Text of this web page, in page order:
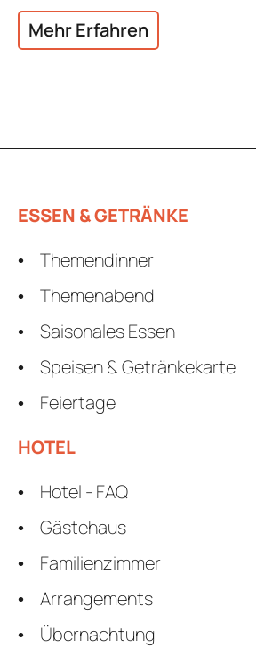
Mehr Erfahren
ESSEN & GETRÄNKE
Themendinner
Themenabend
Saisonales Essen
Speisen & Getränkekarte
Feiertage
HOTEL
Hotel - FAQ
Gästehaus
Familienzimmer
Arrangements
Übernachtung